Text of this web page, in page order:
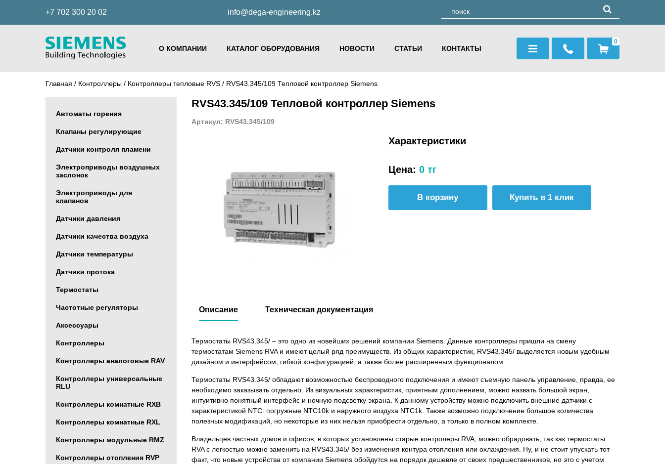
+7 702 300 20 02 info@dega-engineering.kz
О КОМПАНИИ КАТАЛОГ ОБОРУДОВАНИЯ НОВОСТИ СТАТЬИ КОНТАКТЫ
0
Главная / Контроллеры / Контроллеры тепловые RVS / RVS43.345/109 Тепловой контроллер Siemens
Автоматы горения
Клапаны регулирующие
Датчики контроля пламени
Электроприводы воздушных
заслонок
Электроприводы для
клапанов
Датчики давления
Датчики качества воздуха
Датчики температуры
Датчики протока
Термостаты
Частотные регуляторы
Аксессуары
Контроллеры
Контроллеры аналоговые RAV
Контроллеры универсальные
RLU
Контроллеры комнатные RXB
Контроллеры комнатные RXL
Контроллеры модульные RMZ
Контроллеры отопления RVP
RVS43.345/109 Тепловой контроллер Siemens
Артикул: RVS43.345/109
Характеристики
Цена: 0 тг
Купить в 1 клик
Описание Техническая документация
Термостаты RVS43.345/ – это одно из новейших решений компании Siemens. Данные контроллеры пришли на смену
термостатам Siemens RVA и имеют целый ряд преимуществ. Из общих характеристик, RVS43.345/ выделяется новым удобным
дизайном и интерфейсом, гибкой конфигурацией, а также более расширенным функционалом.
Термостаты RVS43.345/ обладают возможностью беспроводного подключения и имеют съемную панель управление, правда, ее
необходимо заказывать отдельно. Из визуальных характеристик, приятным дополнением, можно назвать большой экран,
интуитивно понятный интерфейс и ночную подсветку экрана. К данному устройству можно подключить внешние датчики с
характеристикой NTC: погружные NTC10k и наружного воздуха NTC1k. Также возможно подключение большое количества
полезных модификаций, но некоторые из них нельзя приобрести отдельно, а только в полном комплекте.
Владельцев частных домов и офисов, в которых установлены старые контролеры RVA, можно обрадовать, так как термостаты
RVA с легкостью можно заменить на RVS43.345/ без изменения контура отопления или охлаждения. Ну, и не стоит упускать тот
факт, что новые устройства от компании Siemens обойдутся на порядок дешевле от своих предшественников, но это с учетом